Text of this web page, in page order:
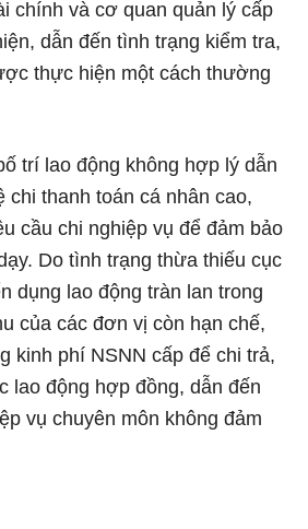
chính và cơ quan quản lý cấp
dẫn đến tình trạng kiểm tra,
thực hiện một cách thường
trí lao động không hợp lý dẫn
chi thanh toán cá nhân cao,
cầu chi nghiệp vụ để đảm bảo
Do tình trạng thừa thiếu cục
dụng lao động tràn lan trong
của các đơn vị còn hạn chế,
kinh phí NSNN cấp để chi trả,
lao động hợp đồng, dẫn đến
vụ chuyên môn không đảm